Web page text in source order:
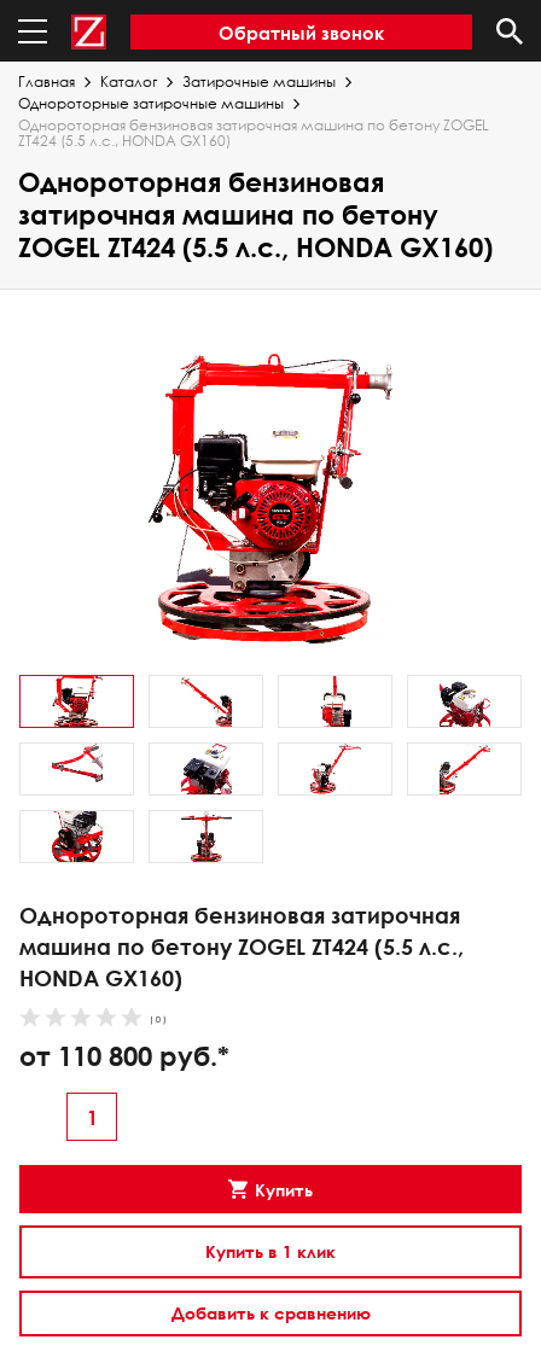
Обратный звонок
Главная Каталог
Затирочные машины
Однороторные затирочные машины
Однороторная бензиновая затирочная машина по бетону ZOGEL
ZT424 (5.5 л.с., HONDA GX160)
Однороторная бензиновая
затирочная машина по бетону
ZOGEL ZT424 (5.5 л.с., HONDA GX160)
Однороторная бензиновая затирочная
машина по бетону ZOGEL ZT424 (5.5 л.с.,
HONDA GX160)
( 0 )
от 110 800 руб.*
Купить
Купить в 1 клик
Добавить к сравнению